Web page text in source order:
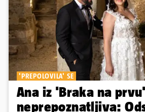
'PREPOLOVILA' SE
Ana iz 'Braka na
neprepoznatljiva: